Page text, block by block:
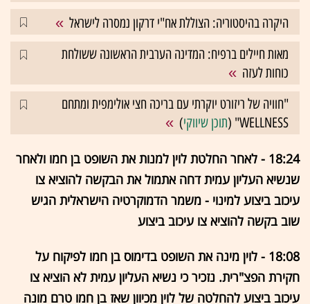
היקרה בהיסטוריה: הצוללת אח"י דרקון נמסרה לישראל
מאות חיילים ברפיח: המדינה הערבית הראשונה ששולחת
כוחות לעזה
"חוויה של ריזורט יוקרתי עם בריכה חצי אולימפית ומתחם
WELLNESS" (
תוכן שיווקי)
18:24 - לאחר החלטת לוין למנות את השופט בן חמו ולאחר
שנשיא העליון עמית דחה אתמול את הבקשה להוציא צו
עיכוב ביצוע למינוי - משמר הדמוקרטיה הישראלית הגיש
שוב בקשה להוציא צו עיכוב ביצוע
18:08 - לוין מינה את השופט בדימוס בן חמו לפיקוח על
חקירת הפצ"רית. נזכיר כי נשיא העליון עמית לא הוציא צו
עיכוב ביצוע להחלטה של לוין מכיוון שאז בן חמו טרם מונה